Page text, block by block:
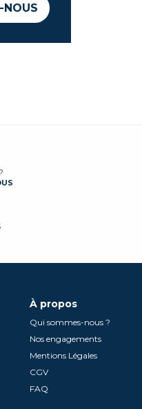
NOUS
À propos
Qui sommes-nous ?
Nos engagements
Mentions Légales
CGV
FAQ